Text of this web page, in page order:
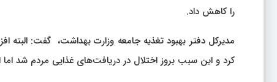
را کاهش داد.
مدیرکل دفتر بهبود تغذیه جامعه وزارت بهداشت، ‌ گفت: البته
کرد و این سبب بروز اختلال در دریافت‌های غذایی مردم شد اما